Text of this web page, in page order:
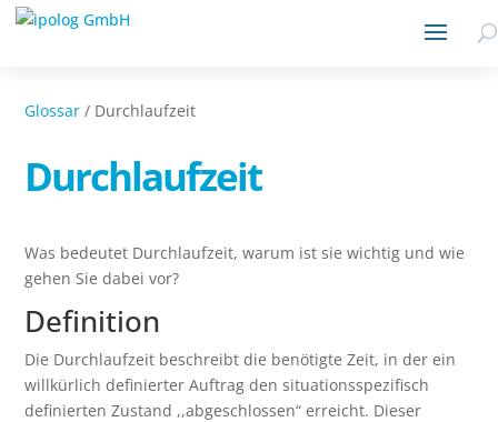
Glossar / Durchlaufzeit
Durchlaufzeit
Was bedeutet Durchlaufzeit, warum ist sie wichtig und wie
gehen Sie dabei vor?
Definition
Die Durchlaufzeit beschreibt die benötigte Zeit, in der ein
willkürlich definierter Auftrag den situationsspezifisch
definierten Zustand ,,abgeschlossen“ erreicht. Dieser